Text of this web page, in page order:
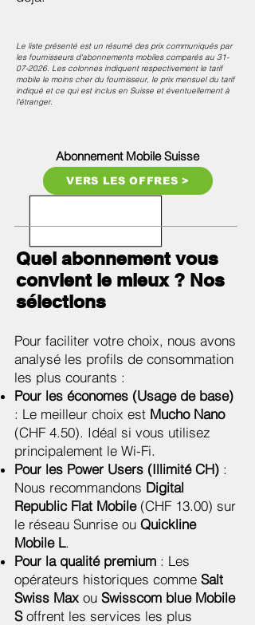
Le liste présenté est un résumé des prix communiqués par
les fournisseurs d'abonnements mobiles comparés au 31-
07-2026. Les colonnes indiquent respectivement le tarif
mobile le moins cher du fournisseur, le prix mensuel du tarif
indiqué et ce qui est inclus en Suisse et éventuellement à
l'étranger.
Abonnement Mobile Suisse
VERS LES OFFRES >
Quel abonnement vous
convient le mieux ? Nos
sélections
Pour faciliter votre choix, nous avons
analysé les profils de consommation
les plus courants :
Pour les économes (Usage de base)
: Le meilleur choix est Mucho Nano
(CHF 4.50). Idéal si vous utilisez
principalement le Wi-Fi.
Pour les Power Users (Illimité CH) :
Nous recommandons Digital
Republic Flat Mobile (CHF 13.00) sur
le réseau Sunrise ou Quickline
Mobile L.
Pour la qualité premium : Les
opérateurs historiques comme Salt
Swiss Max ou Swisscom blue Mobile
Soffrent les services les plus